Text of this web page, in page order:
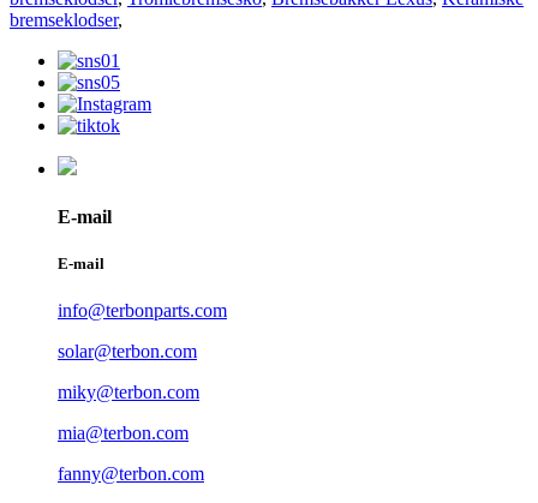
bremseklodser,
E-mail
E-mail
info@terbonparts.com
solar@terbon.com
miky@terbon.com
mia@terbon.com
fanny@terbon.com